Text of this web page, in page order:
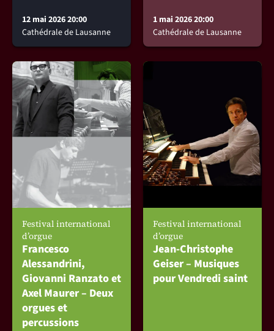
12 mai 2026 20:00
Cathédrale de Lausanne
1 mai 2026 20:00
Cathédrale de Lausanne
Festival international
d’orgue
Francesco
Alessandrini,
Giovanni Ranzato et
Axel Maurer – Deux
orgues et
percussions
Festival international
d’orgue
Jean-Christophe
Geiser – Musiques
pour Vendredi saint